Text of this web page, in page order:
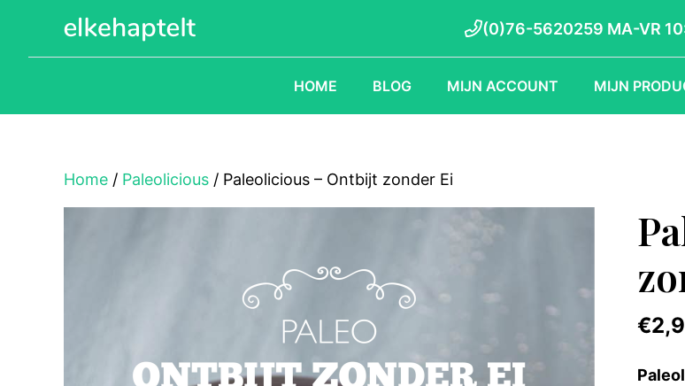
(0)76-5620259 MA-VR
HOME BLOG MIJN ACCOUNT MIJN
Home / Paleolicious / Paleolicious – Ontbijt zonder Ei
€